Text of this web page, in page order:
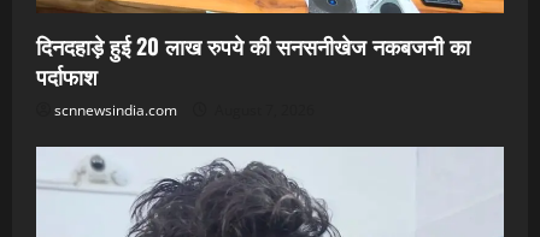
दिनदहाड़े हुई 20 लाख रुपये की सनसनीखेज नकबजनी का
पर्दाफाश
scnnewsindia.com